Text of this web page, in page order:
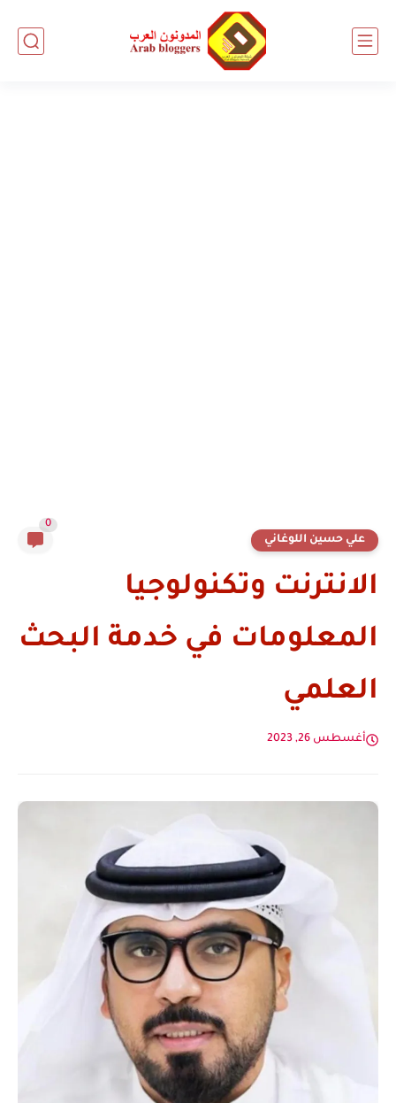
علي حسين اللوغاني
0
الانترنت وتكنولوجيا
المعلومات في خدمة البحث
العلمي
أغسطس 26, 2023